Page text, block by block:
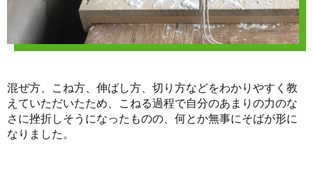
混ぜ方、こね方、伸ばし方、切り方などをわかりやすく教
えていただいたため、こねる過程で自分のあまりの力のな
さに挫折しそうになったものの、何とか無事にそばが形に
なりました。